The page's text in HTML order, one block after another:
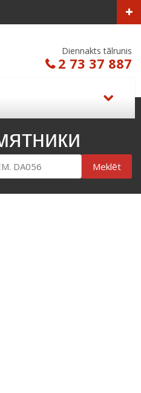
Diennakts tālrunis
2 73 37 887
Meklēt